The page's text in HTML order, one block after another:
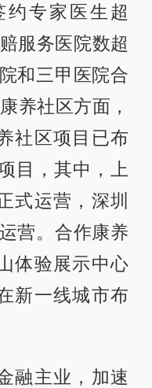
专家医生超
服务医院数超
和三甲医院合
养社区方面，
社区项目已布
目，其中，上
式运营，深圳
营。合作康养
体验展示中心
新一线城市布
融主业，加速